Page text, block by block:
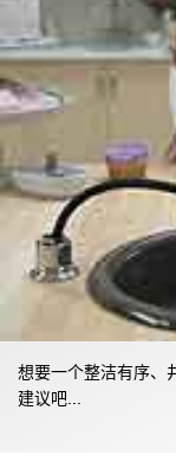
想要一个整洁有序、
建议吧...